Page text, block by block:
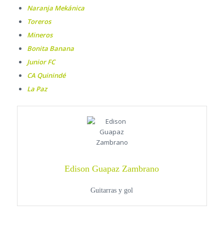
Naranja Mekánica
Toreros
Mineros
Bonita Banana
Junior FC
CA Quinindé
La Paz
Edison Guapaz Zambrano
Guitarras y gol